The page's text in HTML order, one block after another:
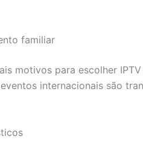
familiar
motivos para escolher IPTV
internacionais são